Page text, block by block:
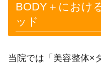
BODY＋におけ
ッド
当院では「美容整体×